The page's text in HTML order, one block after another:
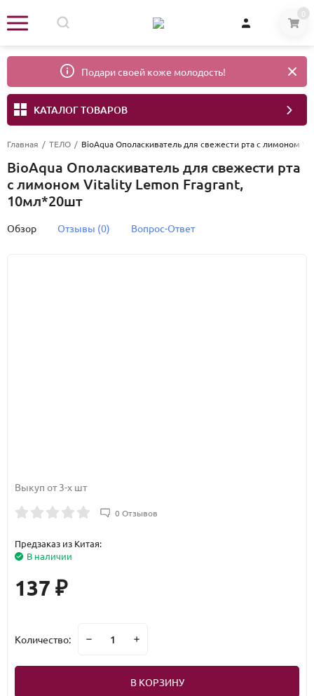
0
Подари своей коже молодость!
КАТАЛОГ ТОВАРОВ
Главная / ТЕЛО / BioAqua Ополаскиватель для свежести рта с лимоном
BioAqua Ополаскиватель для свежести рта
с лимоном Vitality Lemon Fragrant,
10мл*20шт
Обзор Отзывы (0) Вопрос-Ответ
Выкуп от 3-х шт
0 Отзывов
Предзаказ из Китая:
В наличии
137 ₽
Количество:
В КОРЗИНУ